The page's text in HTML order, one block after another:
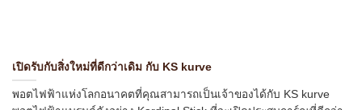
เปิดรับกับสิ่งใหม่ที่ดีกว่าเดิม กับ KS kurve
พอตไฟฟ้าแห่งโลกอนาคตที่คุณสามารถเป็นเจ้าของได้กับ KS kurve